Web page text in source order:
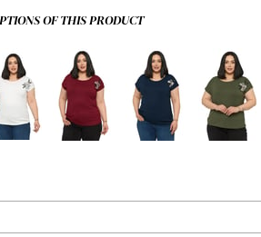
OF THIS PRODUCT